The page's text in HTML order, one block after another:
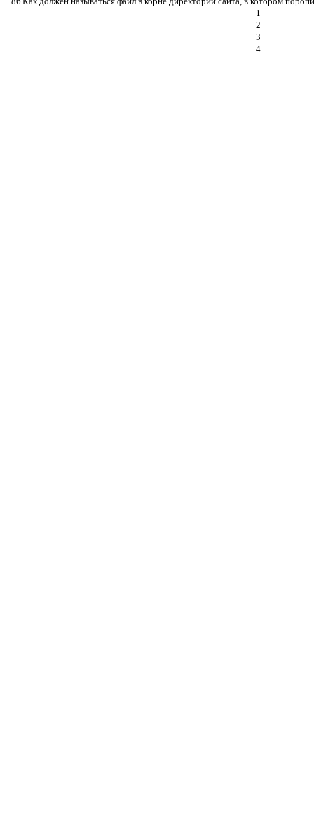
1
2
3
4